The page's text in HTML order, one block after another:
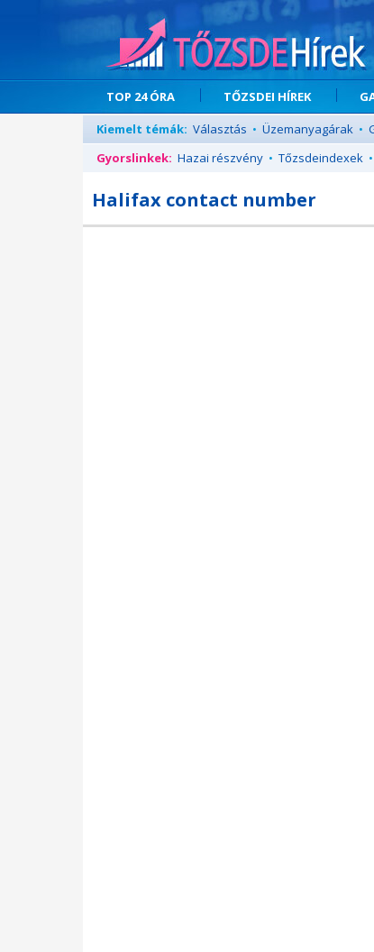
TOP 24 ÓRA TŐZSDEI HÍREK
Kiemelt témák: Választás • Üzemanyagárak •
Gyorslinkek: Hazai részvény • Tőzsdeindexek •
Halifax contact number